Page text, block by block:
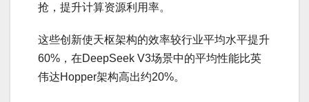
抢，提升计算资源利用率。
这些创新使天枢架构的效率较行业平均水平提升
60%，在DeepSeek V3场景中的平均性能比英
伟达Hopper架构高出约20%。